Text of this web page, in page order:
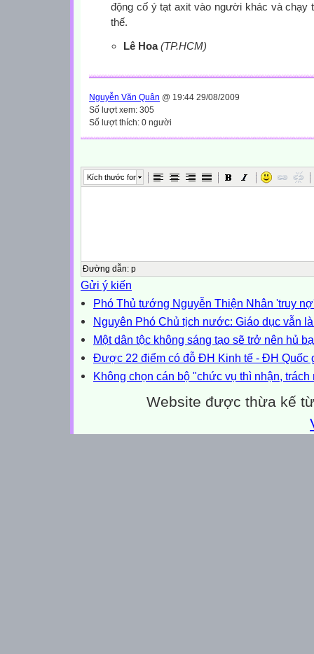
động cố ý tạt axit vào người khác và chạy
thế.
Lê Hoa (TP.HCM)
Nguyễn Văn Quân @ 19:44 29/08/2009
Số lượt xem: 305
Số lượt thích: 0 người
Kích thước font
Đường dẫn: p
Gửi ý kiến
Phó Thủ tướng Nguyễn Thiện Nhân 'truy
Nguyên Phó Chủ tịch nước: Giáo dục vẫn
Một dân tộc không sáng tạo sẽ trở nên hủ
Được 22 điểm có đỗ ĐH Kinh tế - ĐH Quốc
Không chọn cán bộ "chức vụ thì nhận, trách
Website được thừa kế